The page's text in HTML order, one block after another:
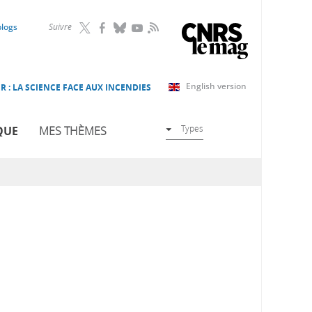
Suivre RSS
English version
: LA SCIENCE FACE AUX INCENDIES
MES THÈMES Types